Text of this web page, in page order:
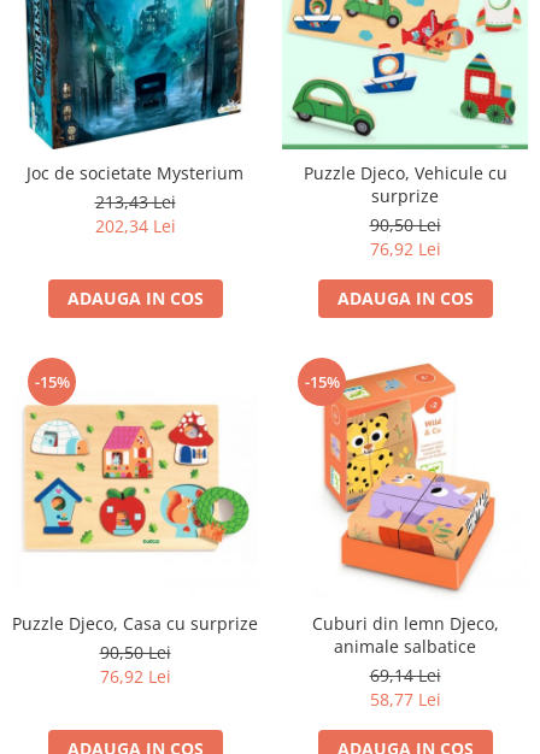
Joc de societate Mysterium
213,43 Lei
202,34 Lei
ADAUGA IN COS
Puzzle Djeco, Vehicule cu
surprize
90,50 Lei
76,92 Lei
ADAUGA IN COS
-15%
Puzzle Djeco, Casa cu surprize
90,50 Lei
76,92 Lei
ADAUGA IN COS
-15%
Cuburi din lemn Djeco,
animale salbatice
69,14 Lei
58,77 Lei
ADAUGA IN COS